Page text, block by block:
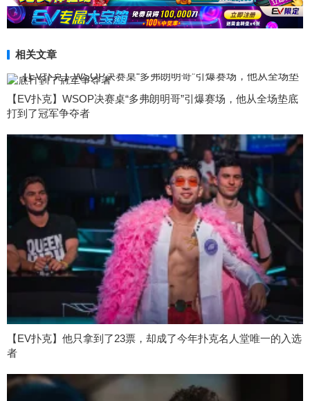
相关文章
【EV扑克】WSOP决赛桌“多弗朗明哥”引爆赛场，他从全场垫底
打到了冠军争夺者
【EV扑克】他只拿到了23票，却成了今年扑克名人堂唯一的入选
者